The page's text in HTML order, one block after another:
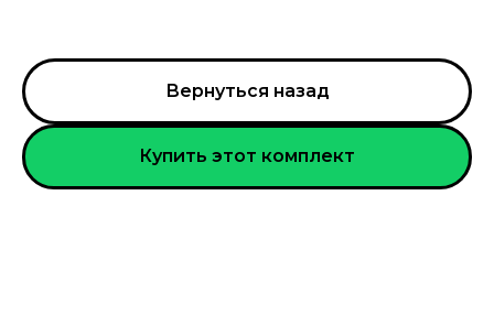
Вернуться назад
Купить этот комплект